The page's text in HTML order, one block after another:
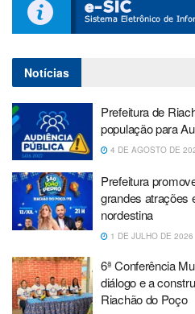
Notícias
Prefeitura de
população para
4 DE AGOSTO DE
Prefeitura
grandes atrações
nordestina
1 DE JULHO DE 2026
6ª Conferência
diálogo e a
Riachão do Poço